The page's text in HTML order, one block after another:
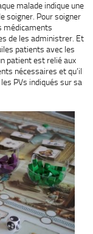
malade indique une
soigner. Pour soigner
médicaments
de les administrer. Et
patients avec les
patient est relié aux
nécessaires et qu’il
PVs indiqués sur sa